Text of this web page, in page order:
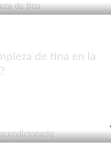
de tina en la